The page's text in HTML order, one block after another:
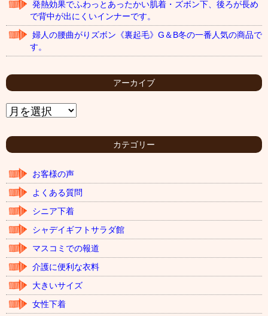
発熱効果でふわっとあったかい肌着・ズボン下、後ろが長め
で背中が出にくいインナーです。
婦人の腰曲がりズボン《裏起毛》G＆B冬の一番人気の商品で
す。
アーカイブ
ア
ー
イ
カテゴリー
お客様の声
よくある質問
シニア下着
シャデイギフトサラダ館
マスコミでの報道
介護に便利な衣料
大きいサイズ
女性下着